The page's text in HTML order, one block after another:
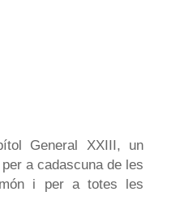
General XXIII, un
a cadascuna de les
i per a totes les